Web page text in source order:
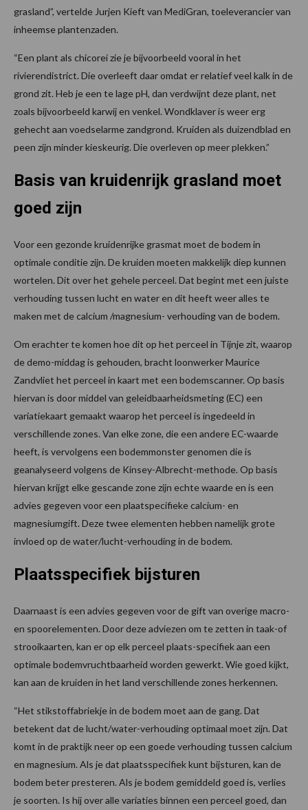
grasland”, vertelde Jurjen Kieft van MediGran, toeleverancier van
inheemse plantenzaden.
“Een plant als chicorei zie je bijvoorbeeld vooral in het
rivierendistrict. Die overleeft daar omdat er relatief veel kalk in de
grond zit. Heb je een te lage pH, dan verdwijnt deze plant, net
zoals bijvoorbeeld karwij en venkel. Wondklaver is weer erg
gehecht aan voedselarme zandgrond. Kruiden als duizendblad en
peen zijn minder kieskeurig. Die overleven op meer plekken.”
Basis van kruidenrijk grasland moet
goed zijn
Voor een gezonde kruidenrijke grasmat moet de bodem in
optimale conditie zijn. De kruiden moeten makkelijk diep kunnen
wortelen. Dit over het gehele perceel. Dat begint met een juiste
verhouding tussen lucht en water en dit heeft weer alles te
maken met de calcium /magnesium- verhouding van de bodem.
Om erachter te komen hoe dit op het perceel in Tijnje zit, waarop
de demo-middag is gehouden, bracht loonwerker Maurice
Zandvliet het perceel in kaart met een bodemscanner. Op basis
hiervan is door middel van geleidbaarheidsmeting (EC) een
variatiekaart gemaakt waarop het perceel is ingedeeld in
verschillende zones. Van elke zone, die een andere EC-waarde
heeft, is vervolgens een bodemmonster genomen die is
geanalyseerd volgens de Kinsey-Albrecht-methode. Op basis
hiervan krijgt elke gescande zone zijn echte waarde en is een
advies gegeven voor een plaatspecifieke calcium- en
magnesiumgift. Deze twee elementen hebben namelijk grote
invloed op de water/lucht-verhouding in de bodem.
Plaatsspecifiek bijsturen
Daarnaast is een advies gegeven voor de gift van overige macro-
en spoorelementen. Door deze adviezen om te zetten in taak-of
strooikaarten, kan er op elk perceel plaats-specifiek aan een
optimale bodemvruchtbaarheid worden gewerkt. Wie goed kijkt,
kan aan de kruiden in het land verschillende zones herkennen.
“Het stikstoffabriekje in de bodem moet aan de gang. Dat
betekent dat de lucht/water-verhouding optimaal moet zijn. Dat
komt in de praktijk neer op een goede verhouding tussen calcium
en magnesium. Als je dat plaatsspecifiek kunt bijsturen, kan de
bodem beter presteren. Als je bodem gemiddeld goed is, verlies
je soorten. Is hij over alle variaties binnen een perceel goed, dan